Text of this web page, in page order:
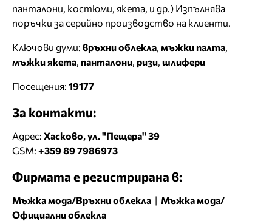
панталони, костюми, якета, и др.) Изпълнява
поръчки за серийно производство на клиенти.
Ключови думи: връхни облекла мъжки палта
мъжки якета панталони ризи шлифери
Посещения: 19177
За контакти:
Адрес: Хасково, ул. "Пещера" 39
GSM: +359 89 7986973
Фирмата е регистрирана в:
Мъжка мода/Връхни облекла | Мъжка мода/
Официални облекла